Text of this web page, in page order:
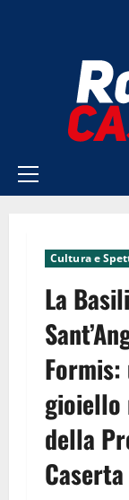
Menu
Cultura e
La
Formis:
gioiello
della
Caserta